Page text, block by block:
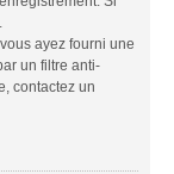
ayez fourni une
un filtre anti-
contactez un